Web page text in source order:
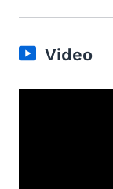
Video